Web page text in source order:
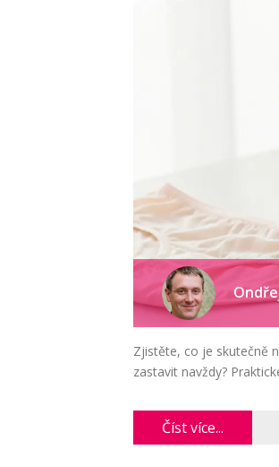
Zjistěte, co je skutečně
zastavit navždy?
Číst více...